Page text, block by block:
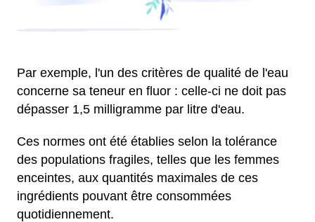
Par exemple, l'un des critères de qualité de l'eau
concerne sa teneur en fluor : celle-ci ne doit pas
dépasser 1,5 milligramme par litre d'eau.
Ces normes ont été établies selon la tolérance
des populations fragiles, telles que les femmes
enceintes, aux quantités maximales de ces
ingrédients pouvant être consommées
quotidiennement.